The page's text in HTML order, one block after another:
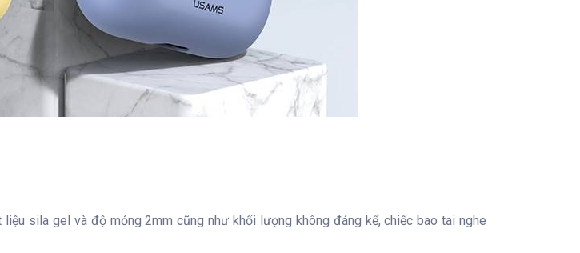
sila gel và độ mỏng 2mm cũng như khối lượng không đáng kể, chiếc bao tai nghe